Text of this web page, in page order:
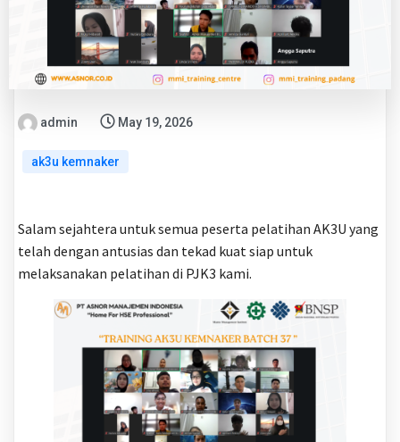
admin May 19, 2026
ak3u kemnaker
Salam sejahtera untuk semua peserta pelatihan AK3U yang
telah dengan antusias dan tekad kuat siap untuk
melaksanakan pelatihan di PJK3 kami.